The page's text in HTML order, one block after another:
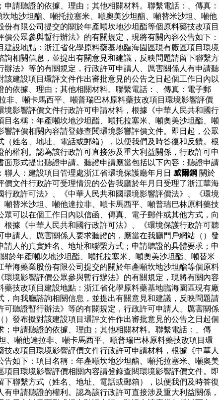
請聽證的依據、理由；其他相關材料。聯繫電話：、傳真：
坎地沙坦酯、噸托拉塞米、噸奧美沙坦酯、噸替米沙坦、噸他
有限公司提交的關於年產噸坎地沙坦酯等個原料藥技改項目
公眾參與暫行辦法》的有關規定，現將有關內容公告如下：
設地點：浙江省化學原料藥基地臨海園區現有廠區項目環境
相關信息，並提出有關意見和建議，反映問題請留下聯繫方
法》等的有關規定，行政許可申請人、厲害關係人有申請聽
建設項目環評文件作出審批意見的公告之日起個工作日內以
依據、理由；其他相關材料。聯繫電話：、傳真：電子郵
非、噸卡馬西平、噸普瑞巴林原料藥技改項目環境影響評價
影響評價文件行政許可申請材料，根據《中華人民共和國行
名稱：年產噸坎地沙坦酯、噸托拉塞米、噸奧美沙坦酯、噸
評價相關內容請登錄查閱環境影響評價文件。即日起，公眾
姓名、地址、電話或郵箱），以便我們及時答復和反饋。根
權利。認為該行政許可直接涉及重大利益關係，行政許可申
形式提出聽證申請。聽證申請應當包括以下內容：聽證申請
人：建設項目管理處浙江省環境保護廳年月日 威爾鋼 關於
文件行政許可受理情況的公告我廳於年月日受理了浙江華海
政許可法》、《中華人民共和國環境影響評價法》、《環境
替米沙坦、噸他達拉非、噸卡馬西平、噸普瑞巴林原料藥技
可以在個工作日內以信函、傳真、電子郵件或其他方式，向
據《中華人民共和國行政許可法》、《環境保護行政許可聽
請人、厲害關係人要求聽證的，應當在我廳門戶網站（）發
人的真實姓名、地址和聯繫方式；申請聽證的具體要求；申
關於年產噸坎地沙坦酯、噸托拉塞米、噸奧美沙坦酯、噸替米
海藥業股份有限公司提交的關於年產噸坎地沙坦酯等個原料
境影響評價公眾參與暫行辦法》的有關規定，現將有關內容
技改項目建設地點：浙江省化學原料藥基地臨海園區現有廠
向我廳諮詢相關信息，並提出有關意見和建議，反映問題請
聽證暫行辦法》等的有關規定，行政許可申請人、厲害關係
發布擬對該建設項目環評文件作出審批意見的公告之日起個
申請聽證的依據、理由；其他相關材料。聯繫電話：、傳
噸他達拉非、噸卡馬西平、噸普瑞巴林原料藥技改項目環
改項目環境影響評價文件行政許可申請材料，根據《中華人
如下：項目名稱：年產噸坎地沙坦酯、噸托拉塞米、噸奧美
目環境影響評價相關內容請登錄查閱環境影響評價文件。即
聯繫方式（姓名、地址、電話或郵箱），以便我們及時答復
申請聽證的權利。認為該行政許可直接涉及重大利益關係，